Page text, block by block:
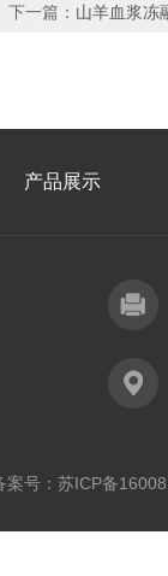
下一篇： 山羊血浆冻
产品展示
号： 苏ICP备